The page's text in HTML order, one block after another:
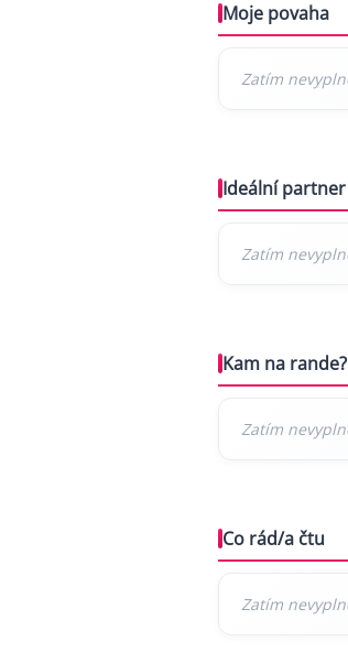
Moje povaha
Ideální partner
Kam na rande?
Co rád/a čtu